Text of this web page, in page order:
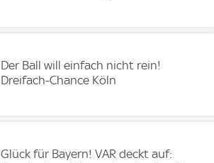
Der Ball will einfach nicht rein!
Dreifach-Chance Köln
Glück für Bayern! VAR deckt auf: